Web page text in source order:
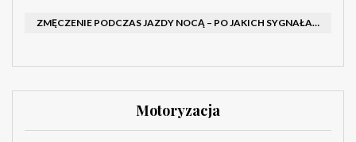
ZMĘCZENIE PODCZAS JAZDY NOCĄ – PO JAKICH SYGNAŁACH ROZPOZNAĆ SENNOŚĆ ZA KIEROWNICĄ I KIEDY ZROBIĆ PRZERWĘ
Motoryzacja